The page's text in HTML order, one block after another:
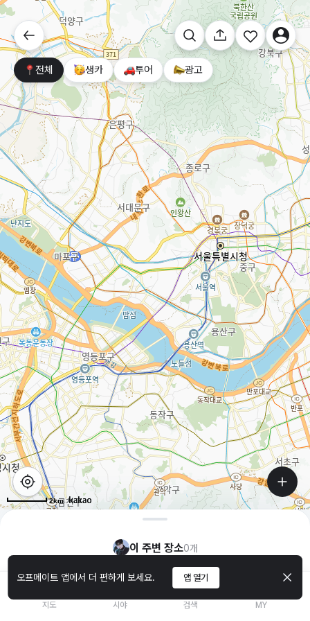
오프메이트 앱에서 더 편하게 보세요. 앱 열기
2km
전체 생카 투어 광고
이 주변 장소0개
지도 시야 검색 MY